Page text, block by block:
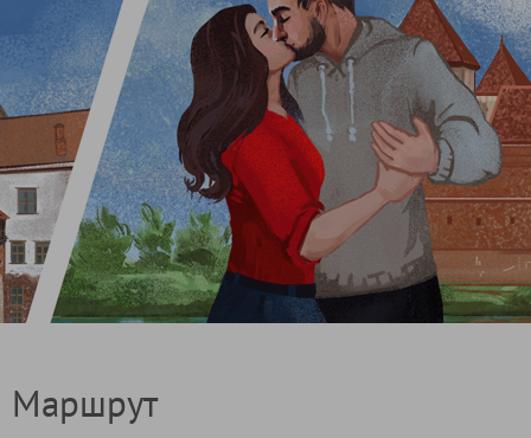
Маршрут